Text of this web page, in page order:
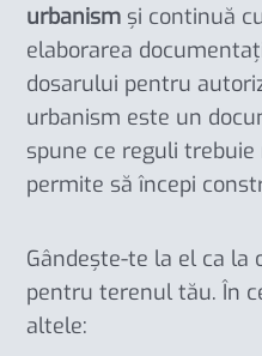
urbanism și continuă
elaborarea
dosarului pentru
urbanism este un
spune ce reguli
permite să începi
Gândește-te la el ca la
pentru terenul tău. În
altele: